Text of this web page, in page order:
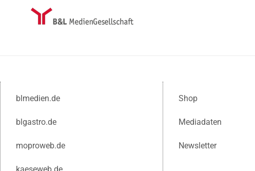
blmedien.de
blgastro.de
moproweb.de
kaeseweb.de
Shop
Mediadaten
Newsletter